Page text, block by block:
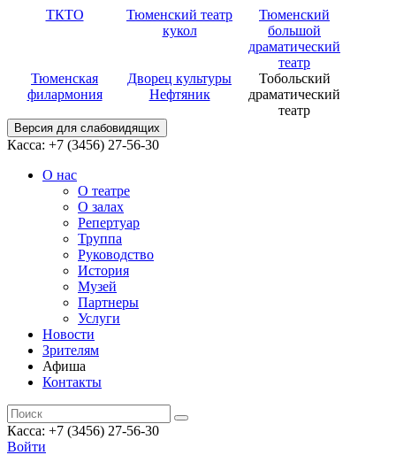
ТКТО
Тюменский театр
кукол
Тюменский
большой
драматический
театр
Тюменская
филармония
Дворец культуры
Нефтяник
Тобольский
драматический
театр
Версия для слабовидящих
Касса: +7 (3456) 27-56-30
О нас
О театре
О залах
Репертуар
Труппа
Руководство
История
Музей
Партнеры
Услуги
Новости
Зрителям
Афиша
Контакты
Касса: +7 (3456) 27-56-30
Войти